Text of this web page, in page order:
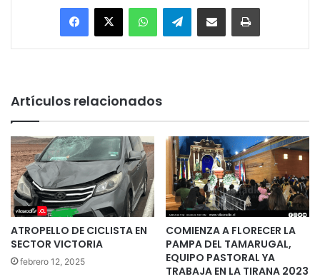
Facebook
X WhatsAppTelegramEnviar vía email Imprimir
Artículos relacionados
ATROPELLO DE CICLISTA EN
SECTOR VICTORIA
febrero 12, 2025
COMIENZA A FLORECER LA
PAMPA DEL TAMARUGAL,
EQUIPO PASTORAL YA
TRABAJA EN LA TIRANA 2023